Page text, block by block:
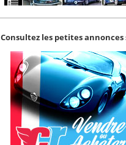
Consultez les petites annonces